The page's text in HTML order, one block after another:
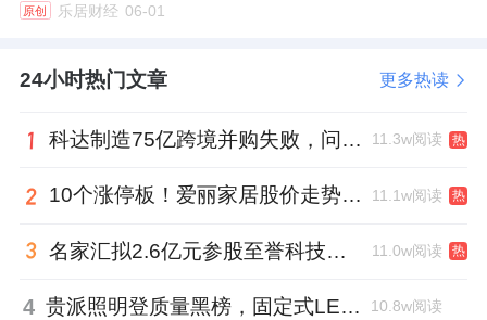
原创 乐居财经 06-01
24小时热门文章 更多热读
科达制造75亿跨境并购失败，问题出在哪一关？ 11.3w阅读 热
10个涨停板！爱丽家居股价走势有点狂 11.1w阅读 热
名家汇拟2.6亿元参股至誉科技，跨界布局工业级固态存储 11.0w阅读 热
4 贵派照明登质量黑榜，固定式LED灯具抽检不合格 10.8w阅读